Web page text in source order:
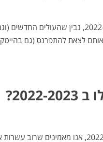
אם נפרט קצת לגבי האם מחירי הדירות יעלו
לצאת להתפרנס (גם
לגבי השאלה מדוע והיכן מחירי הדירות יעלו